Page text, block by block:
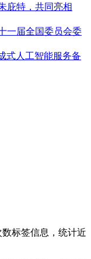
庇特，共同亮相
一届全国委员会委
式人工智能服务备
标签信息，统计近